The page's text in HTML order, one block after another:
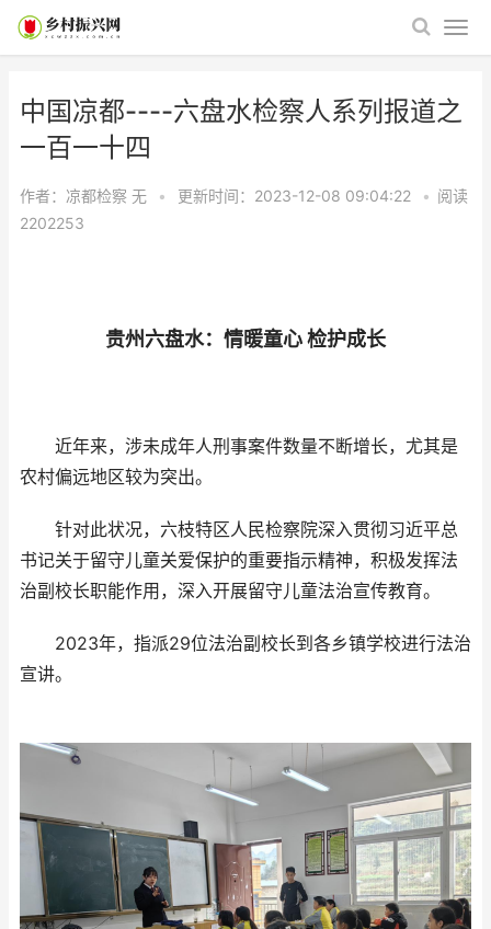
中国凉都----六盘水检察人系列报道之
一百一十四
作者：凉都检察 无 • 更新时间：2023-12-08 09:04:22 • 阅读
2202253
贵州六盘水：情暖童心 检护成长
近年来，涉未成年人刑事案件数量不断增长，尤其是
农村偏远地区较为突出。
针对此状况，六枝特区人民检察院深入贯彻习近平总
书记关于留守儿童关爱保护的重要指示精神，积极发挥法
治副校长职能作用，深入开展留守儿童法治宣传教育。
2023年，指派29位法治副校长到各乡镇学校进行法治
宣讲。